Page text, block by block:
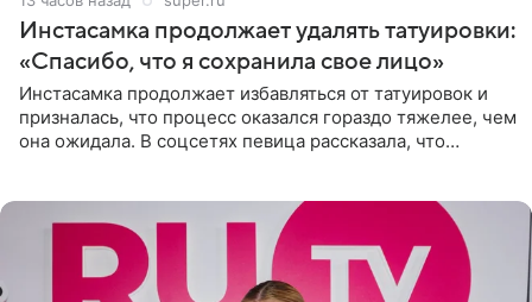
Инстасамка продолжает удалять татуировки:
«Спасибо, что я сохранила свое лицо»
Инстасамка продолжает избавляться от татуировок и
призналась, что процесс оказался гораздо тяжелее, чем
она ожидала. В соцсетях певица рассказала, что